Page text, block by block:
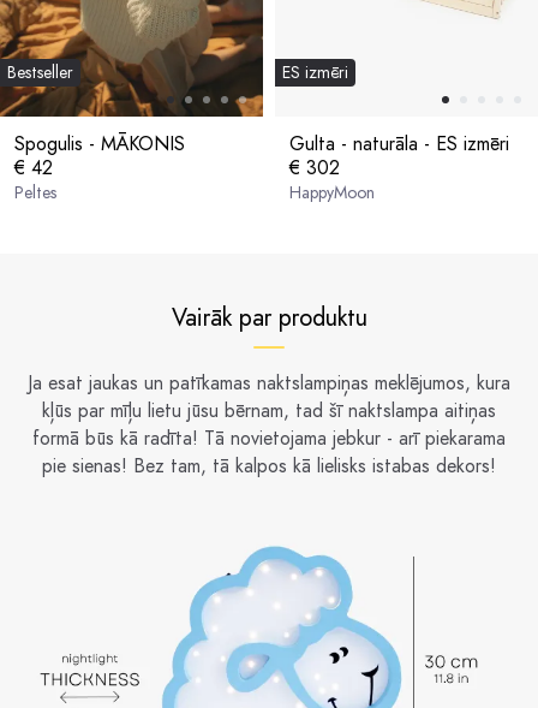
Bestseller
Spogulis - MĀKONIS
€ 42
Peltes
ES izmēri
Gulta - naturāla - ES izmēri
€ 302
HappyMoon
Vairāk par produktu
Ja esat jaukas un patīkamas naktslampiņas meklējumos, kura
kļūs par mīļu lietu jūsu bērnam, tad šī naktslampa aitiņas
formā būs kā radīta! Tā novietojama jebkur - arī piekarama
pie sienas! Bez tam, tā kalpos kā lielisks istabas dekors!